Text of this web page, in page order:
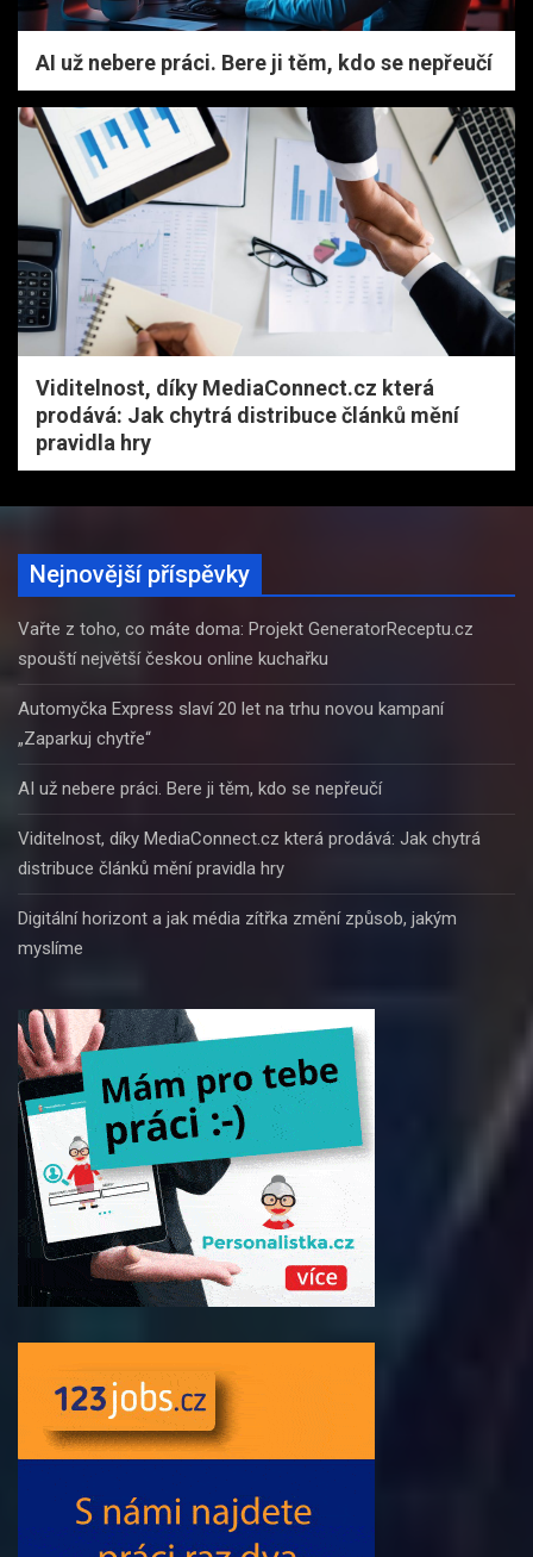
AI už nebere práci. Bere ji těm, kdo se nepřeučí
Viditelnost, díky MediaConnect.cz která
prodává: Jak chytrá distribuce článků mění
pravidla hry
Nejnovější příspěvky
Vařte z toho, co máte doma: Projekt GeneratorReceptu.cz
spouští největší českou online kuchařku
Automyčka Express slaví 20 let na trhu novou kampaní
„Zaparkuj chytře“
AI už nebere práci. Bere ji těm, kdo se nepřeučí
Viditelnost, díky MediaConnect.cz která prodává: Jak chytrá
distribuce článků mění pravidla hry
Digitální horizont a jak média zítřka změní způsob, jakým
myslíme